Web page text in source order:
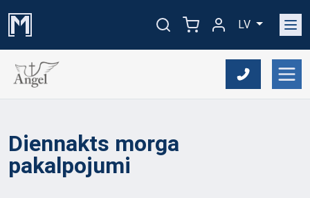
LV
Diennakts morga
pakalpojumi